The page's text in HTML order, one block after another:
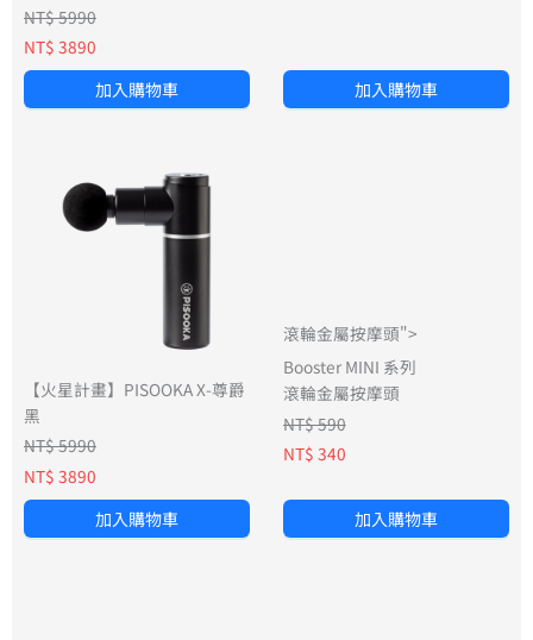
NT$ 5990
NT$ 3890
加入購物車
加入購物車
【火星計畫】PISOOKA X-尊爵
黑
NT$ 5990
NT$ 3890
加入購物車
滾輪金屬按摩頭">
Booster MINI 系列
滾輪金屬按摩頭
NT$ 590
NT$ 340
加入購物車